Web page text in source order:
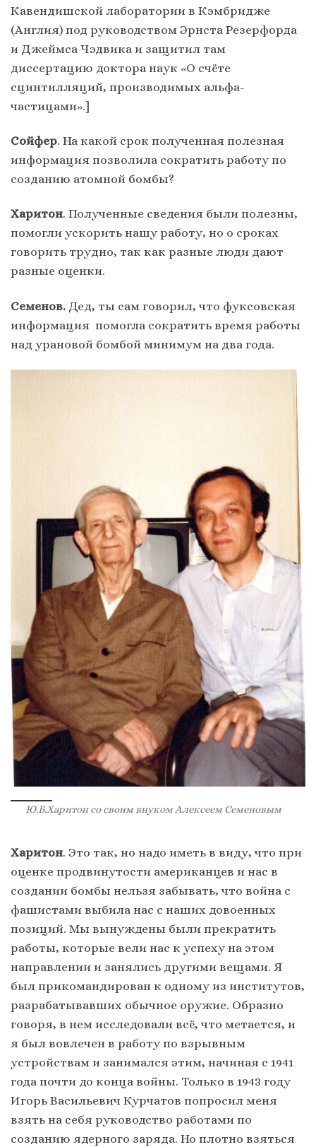
Кавендишской лаборатории в Кэмбридже
(Англия) под руководством Эрнста Резерфорда
и Джеймса Чэдвика и защитил там
диссертацию доктора наук «О счёте
сцинтилляций, производимых альфа-
частицами».]
Сойфер. На какой срок полученная полезная
информация позволила сократить работу по
созданию атомной бомбы?
Харитон. Полученные сведения были полезны,
помогли ускорить нашу работу, но о сроках
говорить трудно, так как разные люди дают
разные оценки.
Семенов. Дед, ты сам говорил, что фуксовская
информация помогла сократить время работы
над урановой бомбой минимум на два года.
Ю.Б.Харитон со своим внуком Алексеем Семеновым
Харитон. Это так, но надо иметь в виду, что при
оценке продвинутости американцев и нас в
создании бомбы нельзя забывать, что война с
фашистами выбила нас с наших довоенных
позиций. Мы вынуждены были прекратить
работы, которые вели нас к успеху на этом
направлении и занялись другими вещами. Я
был прикомандирован к одному из институтов,
разрабатывавших обычное оружие. Образно
говоря, в нем исследовали всё, что метается, и
я был вовлечен в работу по взрывным
устройствам и занимался этим, начиная с 1941
года почти до конца войны. Только в 1943 году
Игорь Васильевич Курчатов попросил меня
взять на себя руководство работами по
созданию ядерного заряда. Но плотно взяться